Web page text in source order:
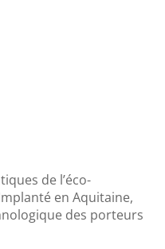
de l’éco-
en Aquitaine,
des porteurs